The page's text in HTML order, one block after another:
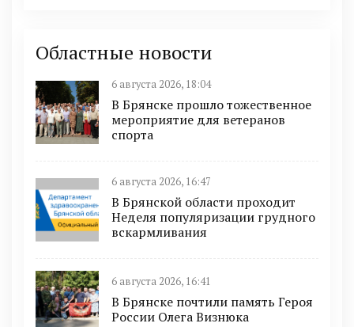
Областные новости
6 августа 2026, 18:04
В Брянске прошло тожественное
мероприятие для ветеранов
спорта
6 августа 2026, 16:47
В Брянской области проходит
Неделя популяризации грудного
вскармливания
6 августа 2026, 16:41
В Брянске почтили память Героя
России Олега Визнюка